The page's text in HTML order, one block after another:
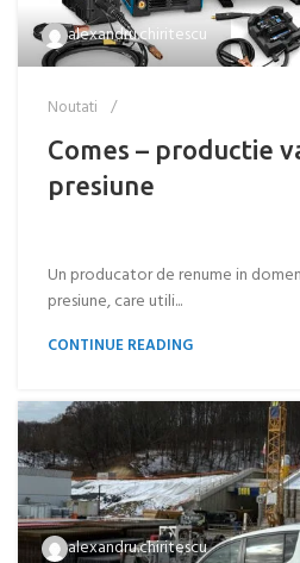
alexandru.chiritescu
Noutati
Comes – productie
presiune
Un producator de renume in
presiune, care utili...
CONTINUE READING
alexandru.chiritescu